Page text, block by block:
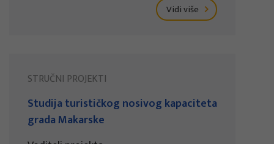
Vidi više
STRUČNI PROJEKTI
Studija turističkog nosivog kapaciteta
grada Makarske